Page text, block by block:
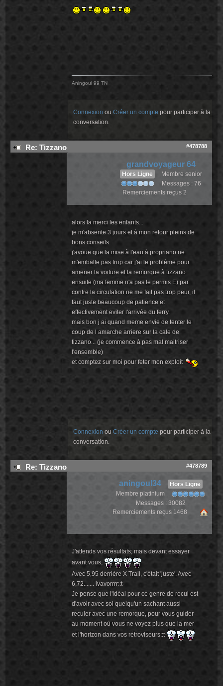
Aningoul 99 TN
Connexion ouCréer un compte pour participer à la
conversation.
Re: Tizzano #478788
grandvoyageur 64
Hors Ligne
Membre senior
Messages : 76
Remerciements reçus 2
alors la merci les enfants...
je m'absente 3 jours et à mon retour pleins de
bons conseils.
j'avoue que la mise à l'eau à propriano ne
m'emballe pas trop car j'ai le problème pour
amener la voiture et la remorque à tizzano
ensuite (ma femme n'a pas le permis E) par
contre la circulation ne me fait pas trop peur, il
faut juste beaucoup de patience et
effectivement eviter l'arrivée du ferry.
mais bon j ai quand meme envie de tenter le
coup de l amarche arriere sur la cale de
tizzano... (je commence à pas mal maitriser
l'ensemble)
et comptez sur moi pour feter mon exploit
Connexion ouCréer un compte pour participer à la
conversation.
Re: Tizzano #478789
aningoul34
Hors Ligne
Membre platinium
Messages : 30082
Remerciements reçus 1468
J'attends vos résultats; mais devant essayer
avant vous,
Avec 5,95 derrière X Trail, c'était 'juste'. Avec
6,72....... ivavorrrr::t-
Je pense que l'idéal pour ce genre de recul est
d'avoir avec soi quelqu'un sachant aussi
reculer avec une remorque, pour vous guider
au moment où vous ne voyez plus que la mer
et l'horizon dans vos rétroviseurs::t-